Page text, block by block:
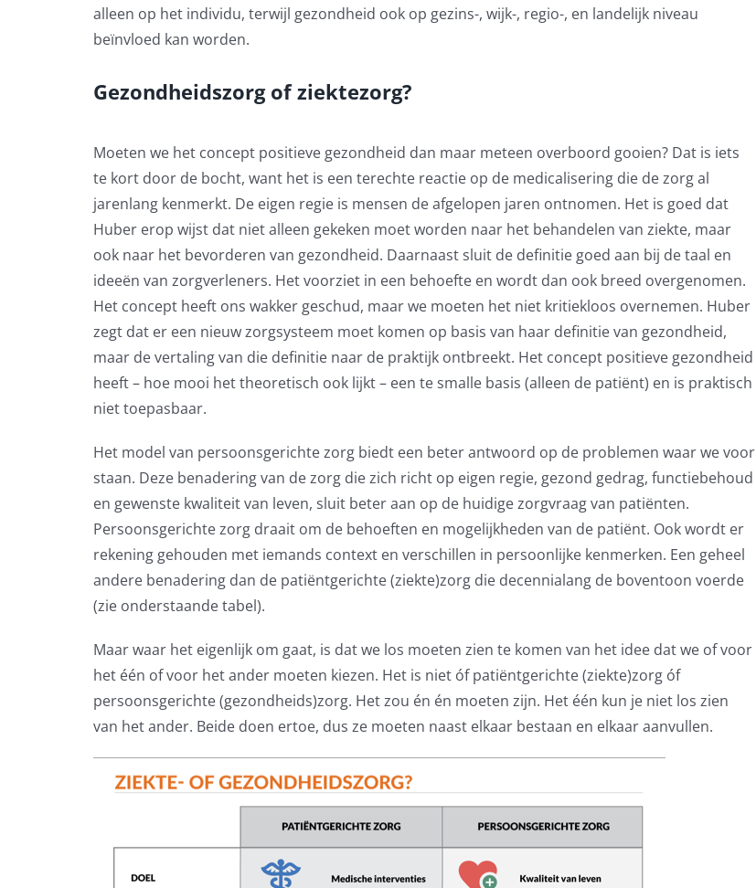
alleen op het individu, terwijl gezondheid ook op gezins-, wijk-, regio-, en landelijk niveau
beïnvloed kan worden.
Gezondheidszorg of ziektezorg?
Moeten we het concept positieve gezondheid dan maar meteen overboord gooien? Dat is iets
te kort door de bocht, want het is een terechte reactie op de medicalisering die de zorg al
jarenlang kenmerkt. De eigen regie is mensen de afgelopen jaren ontnomen. Het is goed dat
Huber erop wijst dat niet alleen gekeken moet worden naar het behandelen van ziekte, maar
ook naar het bevorderen van gezondheid. Daarnaast sluit de definitie goed aan bij de taal en
ideeën van zorgverleners. Het voorziet in een behoefte en wordt dan ook breed overgenomen.
Het concept heeft ons wakker geschud, maar we moeten het niet kritiekloos overnemen. Huber
zegt dat er een nieuw zorgsysteem moet komen op basis van haar definitie van gezondheid,
maar de vertaling van die definitie naar de praktijk ontbreekt. Het concept positieve gezondheid
heeft – hoe mooi het theoretisch ook lijkt – een te smalle basis (alleen de patiënt) en is praktisch
niet toepasbaar.
Het model van persoonsgerichte zorg biedt een beter antwoord op de problemen waar we voor
staan. Deze benadering van de zorg die zich richt op eigen regie, gezond gedrag, functiebehoud
en gewenste kwaliteit van leven, sluit beter aan op de huidige zorgvraag van patiënten.
Persoonsgerichte zorg draait om de behoeften en mogelijkheden van de patiënt. Ook wordt er
rekening gehouden met iemands context en verschillen in persoonlijke kenmerken. Een geheel
andere benadering dan de patiëntgerichte (ziekte)zorg die decennialang de boventoon voerde
(zie onderstaande tabel).
Maar waar het eigenlijk om gaat, is dat we los moeten zien te komen van het idee dat we of voor
het één of voor het ander moeten kiezen. Het is niet óf patiëntgerichte (ziekte)zorg óf
persoonsgerichte (gezondheids)zorg. Het zou én én moeten zijn. Het één kun je niet los zien
van het ander. Beide doen ertoe, dus ze moeten naast elkaar bestaan en elkaar aanvullen.